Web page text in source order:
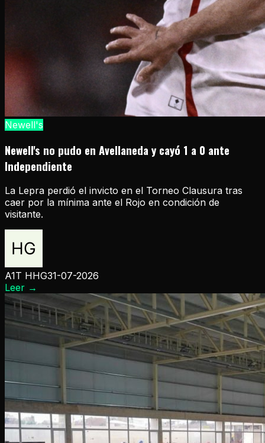
Newell's
Newell's no pudo en Avellaneda y cayó 1 a 0 ante
Independiente
La Lepra perdió el invicto en el Torneo Clausura tras
caer por la mínima ante el Rojo en condición de
visitante.
A1T HHG31-07-2026
Leer →